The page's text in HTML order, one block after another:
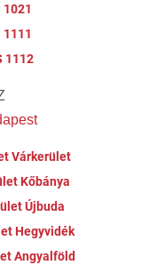
1021
1111
1112
Várkerület
Kőbánya
Újbuda
Hegyvidék
Angyalföld